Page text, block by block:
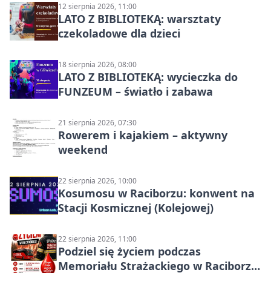
12 sierpnia 2026, 11:00
LATO Z BIBLIOTEKĄ: warsztaty
czekoladowe dla dzieci
18 sierpnia 2026, 08:00
LATO Z BIBLIOTEKĄ: wycieczka do
FUNZEUM – światło i zabawa
21 sierpnia 2026, 07:30
Rowerem i kajakiem – aktywny
weekend
22 sierpnia 2026, 10:00
Kosumosu w Raciborzu: konwent na
Stacji Kosmicznej (Kolejowej)
22 sierpnia 2026, 11:00
Podziel się życiem podczas
Memoriału Strażackiego w Raciborzu